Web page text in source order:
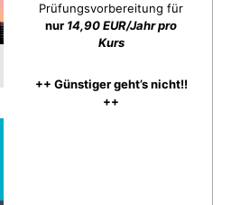
Prüfungsvorbereitung für
nur 14,90 EUR/Jahr pro
Kurs
++ Günstiger geht’s nicht!!
++